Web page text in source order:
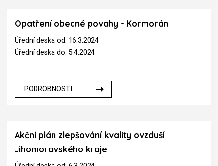
Opatření obecné povahy - Kormorán
Úřední deska od: 16.3.2024
Úřední deska do: 5.4.2024
PODROBNOSTI
Akční plán zlepšování kvality ovzduší
Jihomoravského kraje